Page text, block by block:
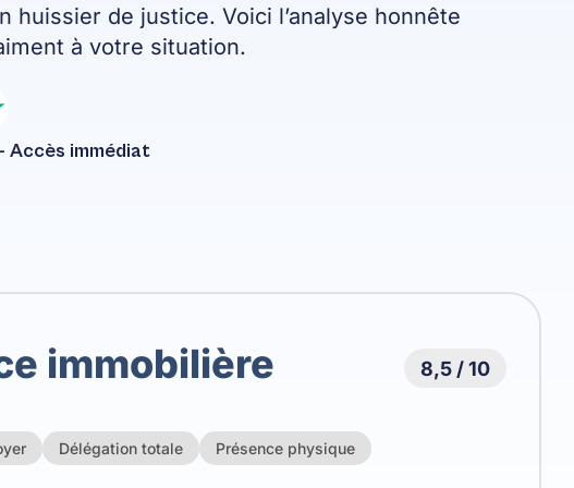
de justice. Voici l’analyse honnête
à votre situation.
Accès immédiat
immobilière 8,5 / 10
Délégation totale Présence physique